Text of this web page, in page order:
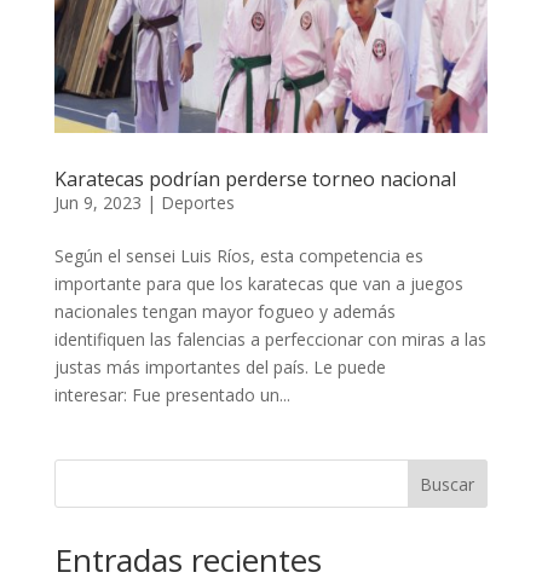
Karatecas podrían perderse torneo nacional
Jun 9, 2023 | Deportes
Según el sensei Luis Ríos, esta competencia es
importante para que los karatecas que van a juegos
nacionales tengan mayor fogueo y además
identifiquen las falencias a perfeccionar con miras a las
justas más importantes del país. Le puede
interesar: Fue presentado un...
Buscar
Entradas recientes